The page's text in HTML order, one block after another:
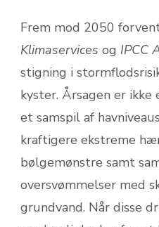
Frem mod 2050
Klimaservices og IPCC
stigning i
kyster. Årsagen er
et samspil af
kraftigere ekstreme
bølgemønstre samt
oversvømmelser med
grundvand. Når disse